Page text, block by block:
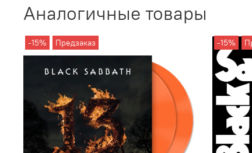
Аналогичные товары
-15% Предзаказ -15%